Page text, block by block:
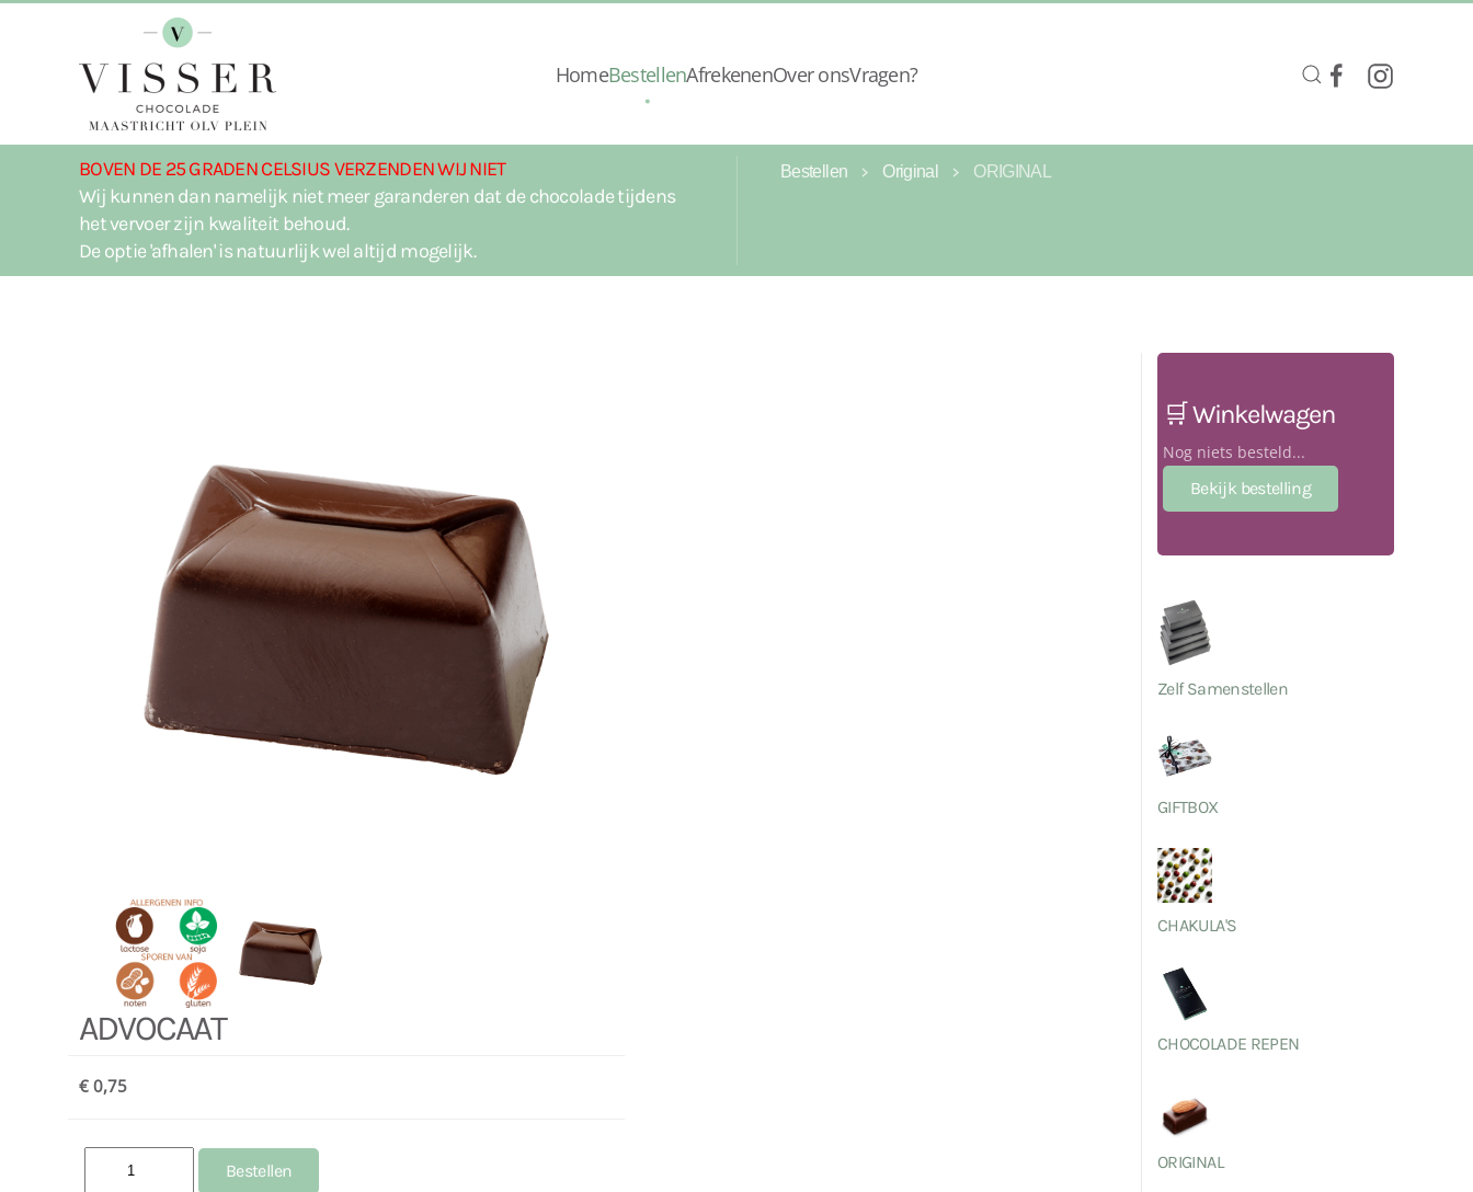
Terug naar hoofdinhoud HomeBestellenAfrekenenOver onsVragen?
BOVEN DE 25 GRADEN CELSIUS VERZENDEN WIJ NIET
Wij kunnen dan namelijk niet meer garanderen dat de chocolade tijdens
het vervoer zijn kwaliteit behoud.
De optie 'afhalen' is natuurlijk wel altijd mogelijk.
Bestellen Original ORIGINAL
ADVOCAAT
€ 0,75
🛒 Winkelwagen
Nog niets besteld...
Zelf Samenstellen
GIFTBOX
CHAKULA'S
CHOCOLADE REPEN
ORIGINAL